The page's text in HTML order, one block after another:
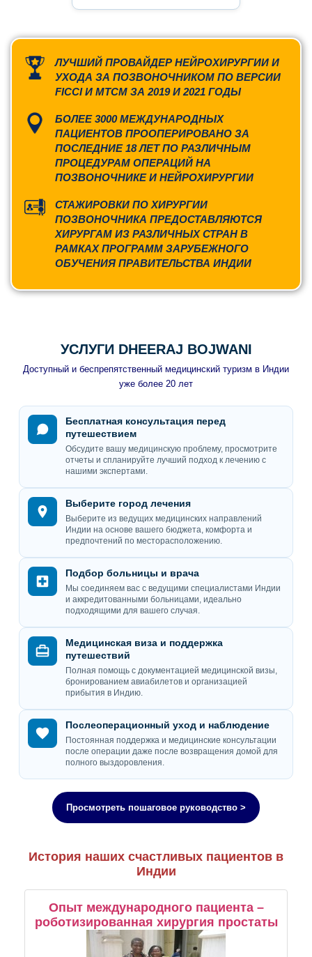
ЛУЧШИЙ ПРОВАЙДЕР НЕЙРОХИРУРГИИ И
УХОДА ЗА ПОЗВОНОЧНИКОМ ПО ВЕРСИИ
FICCI И MTCM ЗА 2019 И 2021 ГОДЫ
БОЛЕЕ 3000 МЕЖДУНАРОДНЫХ
ПАЦИЕНТОВ ПРООПЕРИРОВАНО ЗА
ПОСЛЕДНИЕ 18 ЛЕТ ПО РАЗЛИЧНЫМ
ПРОЦЕДУРАМ ОПЕРАЦИЙ НА
ПОЗВОНОЧНИКЕ И НЕЙРОХИРУРГИИ
СТАЖИРОВКИ ПО ХИРУРГИИ
ПОЗВОНОЧНИКА ПРЕДОСТАВЛЯЮТСЯ
ХИРУРГАМ ИЗ РАЗЛИЧНЫХ СТРАН В
РАМКАХ ПРОГРАММ ЗАРУБЕЖНОГО
ОБУЧЕНИЯ ПРАВИТЕЛЬСТВА ИНДИИ
УСЛУГИ DHEERAJ BOJWANI
Доступный и беспрепятственный медицинский туризм в Индии
уже более 20 лет
Бесплатная консультация перед
путешествием
Обсудите вашу медицинскую проблему, просмотрите
отчеты и спланируйте лучший подход к лечению с
нашими экспертами.
Выберите город лечения
Выберите из ведущих медицинских направлений
Индии на основе вашего бюджета, комфорта и
предпочтений по месторасположению.
Подбор больницы и врача
Мы соединяем вас с ведущими специалистами Индии
и аккредитованными больницами, идеально
подходящими для вашего случая.
Медицинская виза и поддержка
путешествий
Полная помощь с документацией медицинской визы,
бронированием авиабилетов и организацией
прибытия в Индию.
Послеоперационный уход и наблюдение
Постоянная поддержка и медицинские консультации
после операции даже после возвращения домой для
полного выздоровления.
Просмотреть пошаговое руководство >
История наших счастливых пациентов в
Индии
Опыт международного пациента –
роботизированная хирургия простаты
Мистер Сидней,